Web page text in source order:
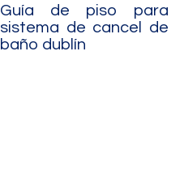
Guía de piso para
sistema de cancel de
baño dublín